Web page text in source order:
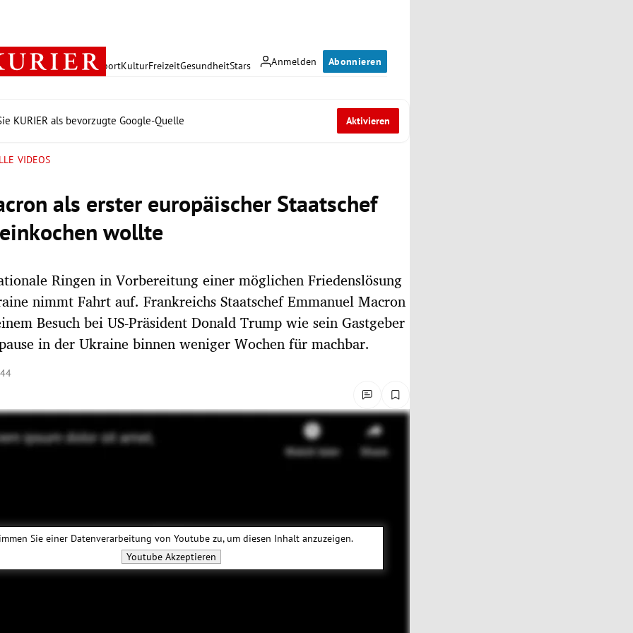
Anmelden Abonnieren
PolitikWirtschaft SportKulturFreizeitGesundheitStars
KURIER als bevorzugte Google-Quelle Aktivieren
VIDEOS
als erster europäischer Staatschef
wollte
Ringen in Vorbereitung einer möglichen Friedenslösung
nimmt Fahrt auf. Frankreichs Staatschef Emmanuel Macron
Besuch bei US-Präsident Donald Trump wie sein Gastgeber
in der Ukraine binnen weniger Wochen für machbar.
Sie einer Datenverarbeitung von Youtubezu, um diesen Inhalt anzuzeigen.
Youtube Akzeptieren